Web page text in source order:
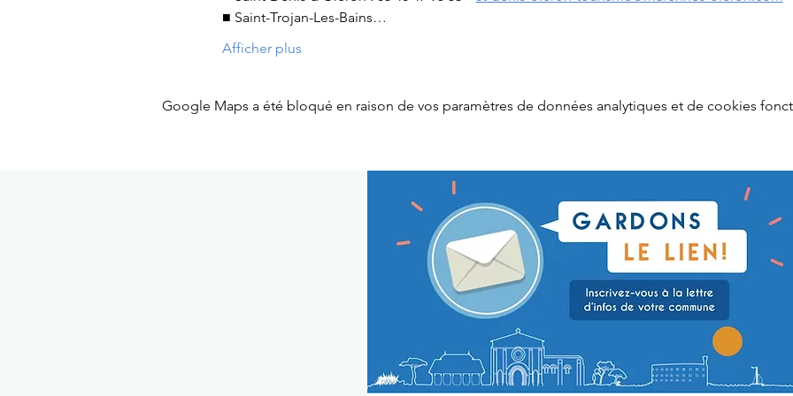
■ Saint-Trojan-Les-Bains…
Afficher plus
Google Maps a été bloqué en raison de vos paramètres de données analytiques et de cookies